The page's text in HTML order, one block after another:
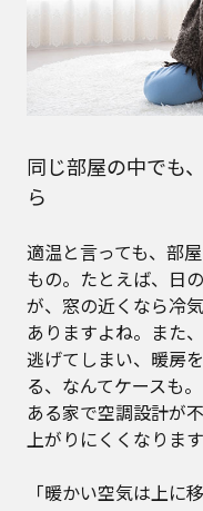
同じ部屋の中でも
ら
適温と言っても、部
もの。たとえば、日
が、窓の近くなら冷
ありますよね。また
逃げてしまい、暖房
る、なんてケースも
ある家で空調設計が
上がりにくくなりま
「暖かい空気は上に